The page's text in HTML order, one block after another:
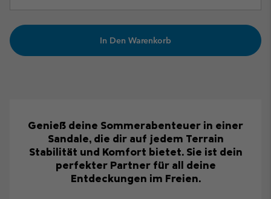
In Den Warenkorb
Genieß deine Sommerabenteuer in einer
Sandale, die dir auf jedem Terrain
Stabilität und Komfort bietet. Sie ist dein
perfekter Partner für all deine
Entdeckungen im Freien.